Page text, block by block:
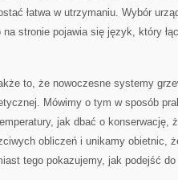
łatwa w utrzymaniu. Wybór
stronie pojawia się język, który
to, że nowoczesne systemy
Mówimy o tym w sposób
jak dbać o konserwację,
obliczeń i unikamy obietnic,
tego pokazujemy, jak podejść